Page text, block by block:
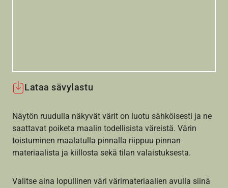
Lataa sävylastu
Näytön ruudulla näkyvät värit on luotu sähköisesti ja ne
saattavat poiketa maalin todellisista väreistä. Värin
toistuminen maalatulla pinnalla riippuu pinnan
materiaalista ja kiillosta sekä tilan valaistuksesta.
Valitse aina lopullinen väri värimateriaalien avulla siinä